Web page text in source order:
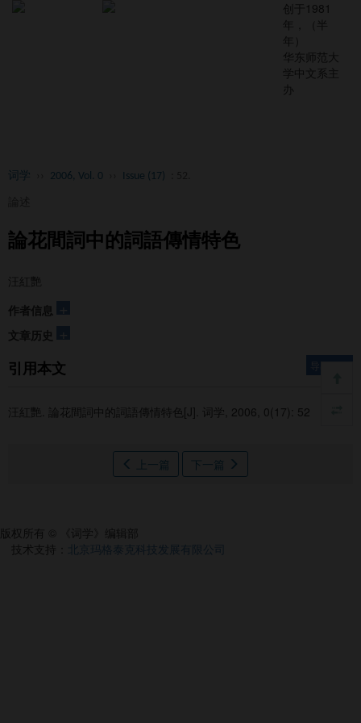
创于1981
年，（半
年）
华东师范大
学中文系主
办
词学 2006, Vol. 0 Issue (17)
論花間詞中的詞語傳情特色
汪紅艷
作者信息
文章历史
引用本文 导出引用
汪紅艷. 論花間詞中的詞語傳情特色[J]. 词学, 2006, 0(17): 52
上一篇 下一篇
版权所有 © 《词学》编辑部
技术支持：
北京玛格泰克科技发展有限公司